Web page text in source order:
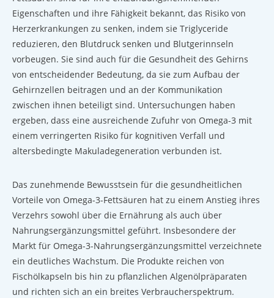
Eigenschaften und ihre Fähigkeit bekannt, das Risiko von
Herzerkrankungen zu senken, indem sie Triglyceride
reduzieren, den Blutdruck senken und Blutgerinnseln
vorbeugen. Sie sind auch für die Gesundheit des Gehirns
von entscheidender Bedeutung, da sie zum Aufbau der
Gehirnzellen beitragen und an der Kommunikation
zwischen ihnen beteiligt sind. Untersuchungen haben
ergeben, dass eine ausreichende Zufuhr von Omega-3 mit
einem verringerten Risiko für kognitiven Verfall und
altersbedingte Makuladegeneration verbunden ist.
Das zunehmende Bewusstsein für die gesundheitlichen
Vorteile von Omega-3-Fettsäuren hat zu einem Anstieg ihres
Verzehrs sowohl über die Ernährung als auch über
Nahrungsergänzungsmittel geführt. Insbesondere der
Markt für Omega-3-Nahrungsergänzungsmittel verzeichnete
ein deutliches Wachstum. Die Produkte reichen von
Fischölkapseln bis hin zu pflanzlichen Algenölpräparaten
und richten sich an ein breites Verbraucherspektrum.